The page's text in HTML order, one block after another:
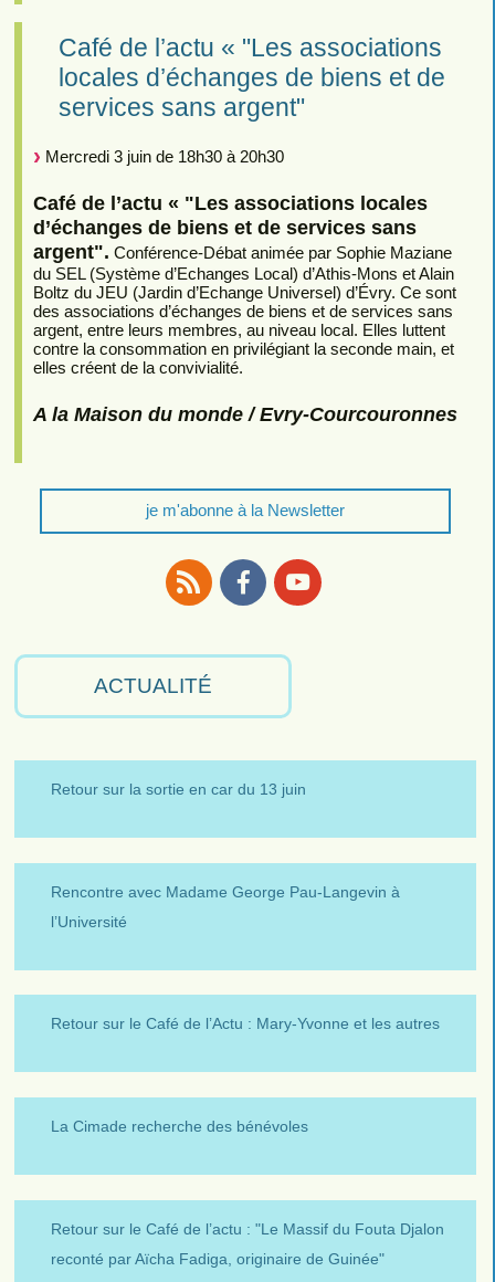
Café de l’actu « "Les associations
locales d’échanges de biens et de
services sans argent"
Mercredi 3 juin de 18h30 à 20h30
Café de l’actu « "Les associations locales
d’échanges de biens et de services sans
argent". Conférence-Débat animée par Sophie Maziane
du SEL (Système d’Echanges Local) d’Athis-Mons et Alain
Boltz du JEU (Jardin d’Echange Universel) d’Évry. Ce sont
des associations d’échanges de biens et de services sans
argent, entre leurs membres, au niveau local. Elles luttent
contre la consommation en privilégiant la seconde main, et
elles créent de la convivialité.
A la Maison du monde / Evry-Courcouronnes
je m'abonne à la Newsletter
ACTUALITÉ
Retour sur la sortie en car du 13 juin
Rencontre avec Madame George Pau-Langevin à
l’Université
Retour sur le Café de l’Actu : Mary-Yvonne et les autres
La Cimade recherche des bénévoles
Retour sur le Café de l’actu : "Le Massif du Fouta Djalon
reconté par Aïcha Fadiga, originaire de Guinée"